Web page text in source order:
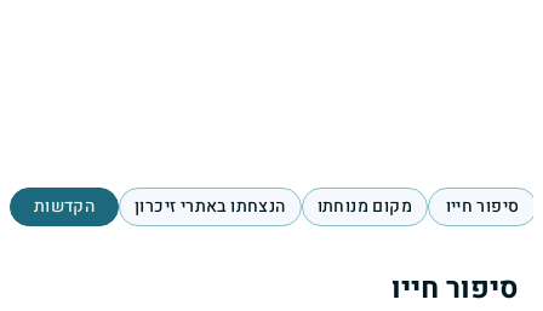
סיפור חייו מקום מנוחתו הנצחתו באתרי זיכרון הקדשות
סיפור חייו